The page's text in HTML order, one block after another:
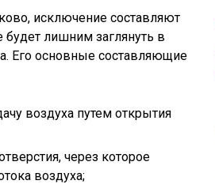
исключение составляют
будет лишним заглянуть в
Его основные составляющие
воздуха путем открытия
через которое
воздуха;